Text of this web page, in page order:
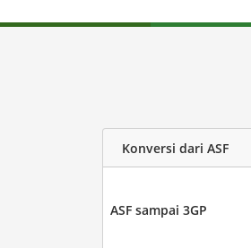
Konversi dari ASF
ASF sampai 3GP